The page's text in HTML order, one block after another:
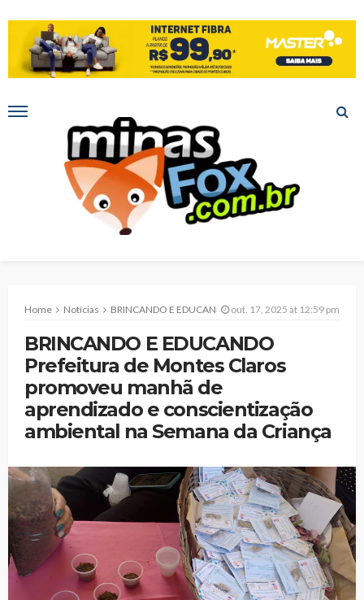
Home Notícias BRINCANDO E EDUCANDO Prefeitura de Montes Claros promoveu manhã de aprendizado e conscientização ambiental na Semana da Criança
out. 17, 2025 at 12:59 pm
BRINCANDO E EDUCANDO
Prefeitura de Montes Claros
promoveu manhã de
aprendizado e conscientização
ambiental na Semana da Criança